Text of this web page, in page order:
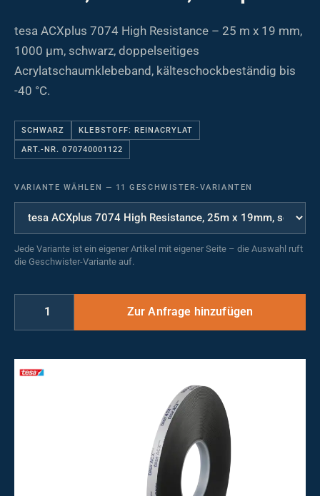
tesa ACXplus 7074 High Resistance – 25 m x 19 mm,
1000 µm, schwarz, doppelseitiges
Acrylatschaumklebeband, kälteschockbeständig bis
-40 °C.
SCHWARZ KLEBSTOFF: REINACRYLAT
ART.-NR. 070740001122
VARIANTE WÄHLEN — 11 GESCHWISTER-VARIANTEN
Jede Variante ist ein eigener Artikel mit eigener Seite – die Auswahl ruft
die Geschwister-Variante auf.